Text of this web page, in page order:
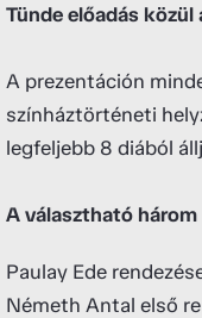
Tünde előadás közül
A prezentáción
színháztörténeti
legfeljebb 8 diából
A választható három
Paulay Ede
Németh Antal első